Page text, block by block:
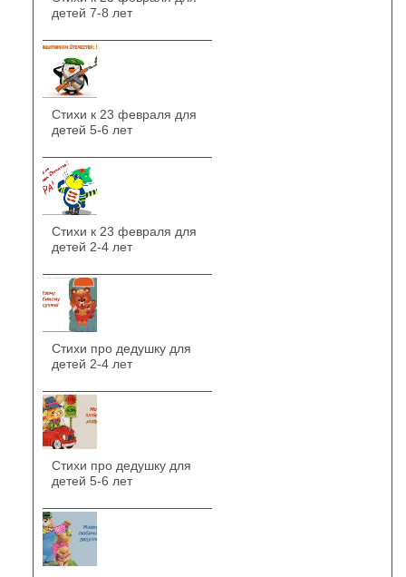
детей 7-8 лет
Стихи к 23 февраля для
детей 5-6 лет
Стихи к 23 февраля для
детей 2-4 лет
Стихи про дедушку для
детей 2-4 лет
Стихи про дедушку для
детей 5-6 лет